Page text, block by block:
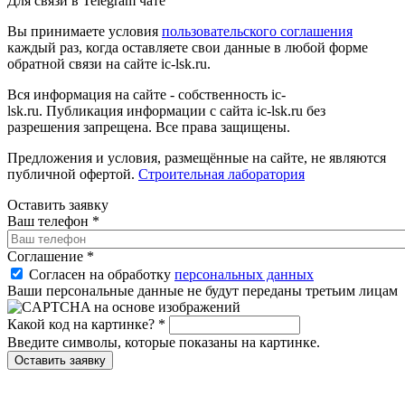
Вы принимаете условия пользовательского соглашения
каждый раз, когда оставляете свои данные в любой форме
обратной связи на сайте ic-lsk.ru.
Вся информация на сайте - собственность ic-
lsk.ru. Публикация информации с сайта ic-lsk.ru без
разрешения запрещена. Все права защищены.
Предложения и условия, размещённые на сайте, не являются
публичной офертой. Строительная лаборатория
Оставить заявку
Ваш телефон *
Соглашение *
Согласен на обработку персональных данных
Ваши персональные данные не будут переданы третьим лицам
Какой код на картинке? *
Введите символы, которые показаны на картинке.